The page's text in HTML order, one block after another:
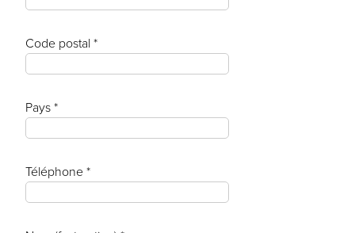
Code postal *
Pays *
Téléphone *